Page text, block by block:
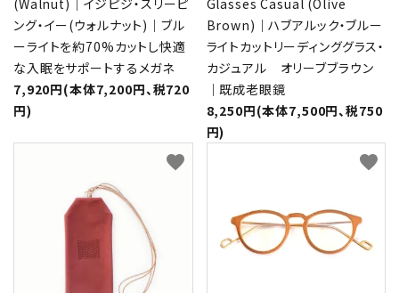
(Walnut)｜イジピジ・スリーピ
ング・イー(ウォルナット)｜ブル
ーライトを約70%カットし快適
な入眠をサポートするメガネ
7,920円(本体7,200円、税720
円)
Glasses Casual (Olive
Brown)｜ハブアルック・ブルー
ライトカットリーディンググラス・
カジュアル オリーブブラウン
｜既成老眼鏡
8,250円(本体7,500円、税750
円)
favorite favorite